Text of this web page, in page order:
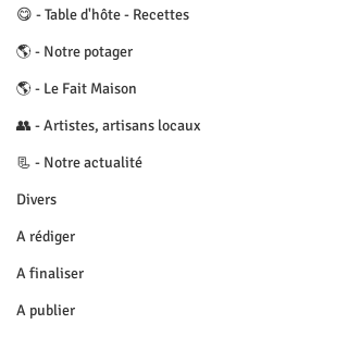
😋 - Table d'hôte - Recettes
🌎 - Notre potager
🌎 - Le Fait Maison
👥 - Artistes, artisans locaux
📃 - Notre actualité
Divers
A rédiger
A finaliser
A publier